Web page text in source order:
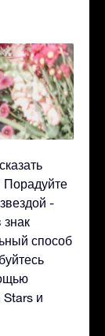
Порадуйте
-
способ
Stars и